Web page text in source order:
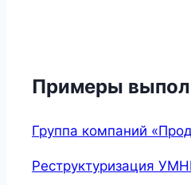
Примеры
Группа компаний
Реструктуризация